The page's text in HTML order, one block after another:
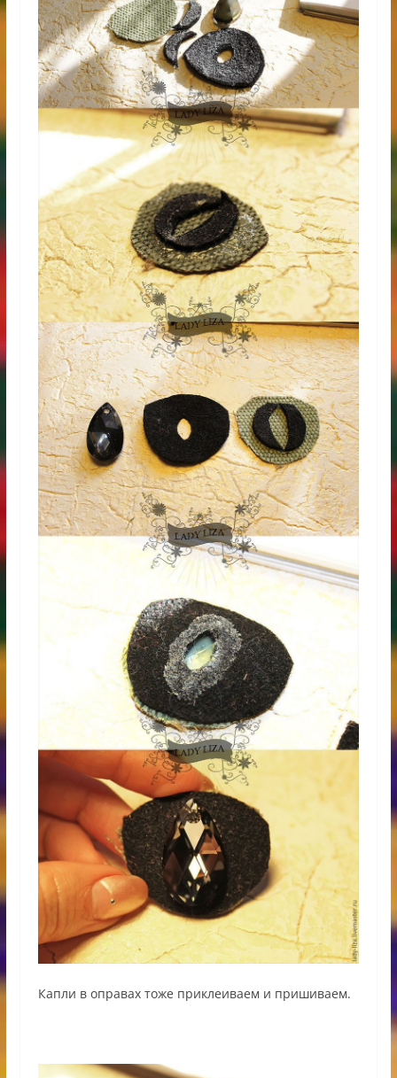
Капли в оправах тоже приклеиваем и пришиваем.